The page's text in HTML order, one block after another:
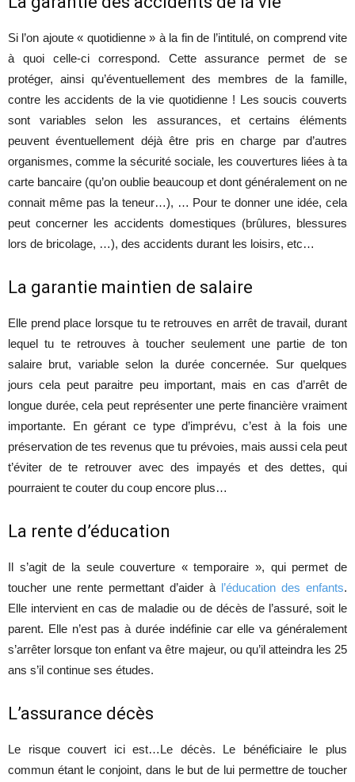
Si l’on ajoute « quotidienne » à la fin de l’intitulé, on comprend vite
à quoi celle-ci correspond. Cette assurance permet de se
protéger, ainsi qu’éventuellement des membres de la famille,
contre les accidents de la vie quotidienne ! Les soucis couverts
sont variables selon les assurances, et certains éléments
peuvent éventuellement déjà être pris en charge par d’autres
organismes, comme la sécurité sociale, les couvertures liées à ta
carte bancaire (qu’on oublie beaucoup et dont généralement on ne
connait même pas la teneur…), … Pour te donner une idée, cela
peut concerner les accidents domestiques (brûlures, blessures
lors de bricolage, …), des accidents durant les loisirs, etc…
La garantie maintien de salaire
Elle prend place lorsque tu te retrouves en arrêt de travail, durant
lequel tu te retrouves à toucher seulement une partie de ton
salaire brut, variable selon la durée concernée. Sur quelques
jours cela peut paraitre peu important, mais en cas d’arrêt de
longue durée, cela peut représenter une perte financière vraiment
importante. En gérant ce type d’imprévu, c’est à la fois une
préservation de tes revenus que tu prévoies, mais aussi cela peut
t’éviter de te retrouver avec des impayés et des dettes, qui
pourraient te couter du coup encore plus…
La rente d’éducation
Il s’agit de la seule couverture « temporaire », qui permet de
toucher une rente permettant d’aider à l’éducation des enfants.
Elle intervient en cas de maladie ou de décès de l’assuré, soit le
parent. Elle n’est pas à durée indéfinie car elle va généralement
s’arrêter lorsque ton enfant va être majeur, ou qu’il atteindra les 25
ans s’il continue ses études.
L’assurance décès
Le risque couvert ici est…Le décès. Le bénéficiaire le plus
commun étant le conjoint, dans le but de lui permettre de toucher